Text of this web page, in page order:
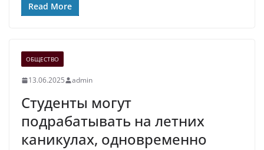
Read More
ОБЩЕСТВО
13.06.2025 admin
Студенты могут
подрабатывать на летних
каникулах, одновременно